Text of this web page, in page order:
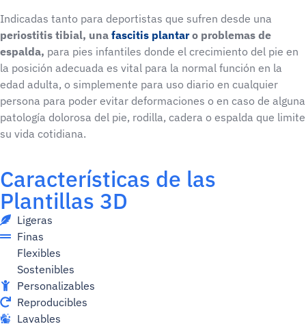
Indicadas tanto para deportistas que sufren desde una
periostitis tibial, una fascitis plantaro problemas de
espalda, para pies infantiles donde el crecimiento del pie en
la posición adecuada es vital para la normal función en la
edad adulta, o simplemente para uso diario en cualquier
persona para poder evitar deformaciones o en caso de alguna
patología dolorosa del pie, rodilla, cadera o espalda que limite
su vida cotidiana.
Características de las
Plantillas 3D
Ligeras
Finas
Flexibles
Sostenibles
Personalizables
Reproducibles
Lavables